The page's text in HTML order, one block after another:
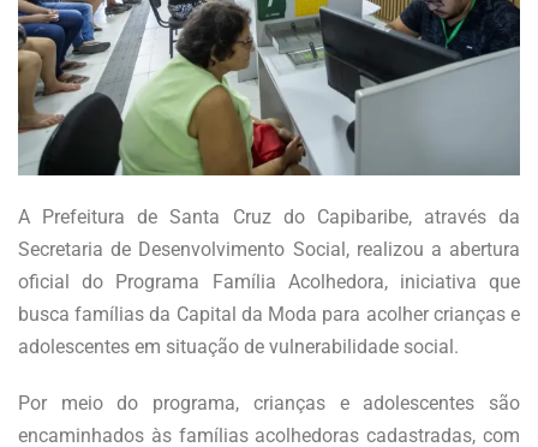
A Prefeitura de Santa Cruz do Capibaribe, através da
Secretaria de Desenvolvimento Social, realizou a abertura
oficial do Programa Família Acolhedora, iniciativa que
busca famílias da Capital da Moda para acolher crianças e
adolescentes em situação de vulnerabilidade social.
Por meio do programa, crianças e adolescentes são
encaminhados às famílias acolhedoras cadastradas, com